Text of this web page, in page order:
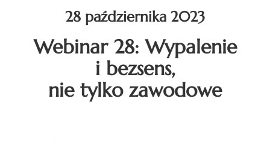
Webinar 28: Wypalenie
i bezsens,
nie tylko zawodowe
28 października 2023